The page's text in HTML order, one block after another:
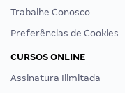
Trabalhe Conosco
Preferências de Cookies
CURSOS ONLINE
Assinatura Ilimitada